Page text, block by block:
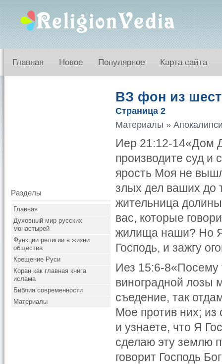
Главная Новое Популярное Карта сайта
Разделы
Главная
Духовный мир русских
монастырей
Функции религии в жизни
общества
Крещение Руси
Коран как главная книга
ислама
Библия современности
Материалы
ВЗ фон из
Страница 2
Материалы »
Иер 21:12-14«Дом
производите суд и
ярость Моя не
злых дел ваших до
жительница
вас, которые
жилища наши? Но Я
Господь, и зажгу
Иез 15:6-8«Посему
виноградной лозы
съедение, так
Мое против них; из
и узнаете, что Я
сделаю эту землю
говорит Господь